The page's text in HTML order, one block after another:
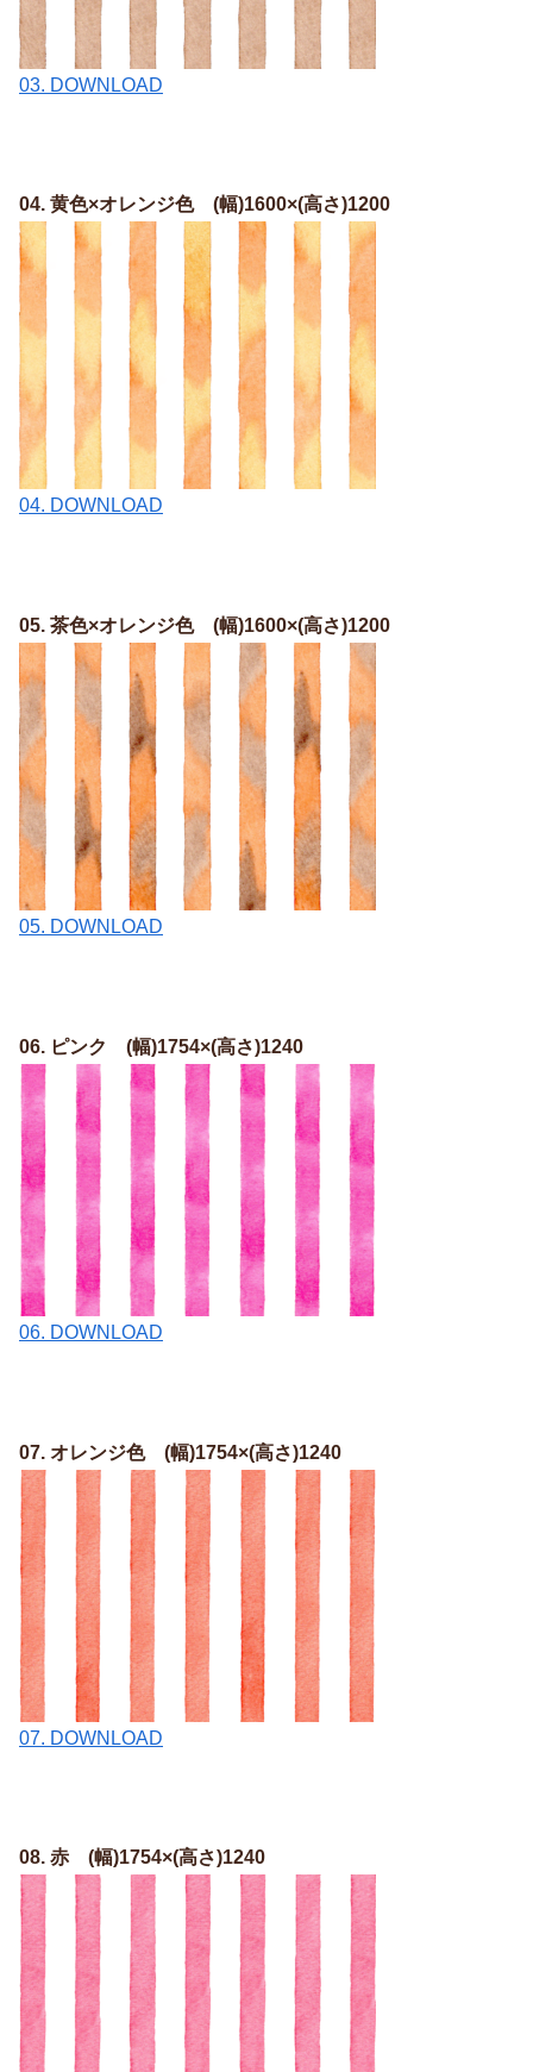
03. DOWNLOAD
04. 黄色×オレンジ色 (幅)1600×(高さ)1200
04. DOWNLOAD
05. 茶色×オレンジ色 (幅)1600×(高さ)1200
05. DOWNLOAD
06. ピンク (幅)1754×(高さ)1240
06. DOWNLOAD
07. オレンジ色 (幅)1754×(高さ)1240
07. DOWNLOAD
08. 赤 (幅)1754×(高さ)1240